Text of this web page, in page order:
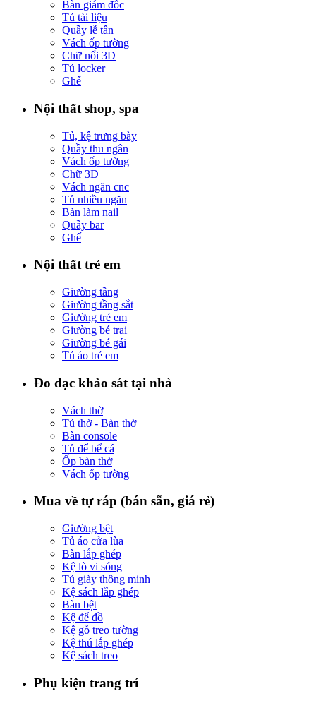
Bàn giám đốc
Tủ tài liệu
Quầy lễ tân
Vách ốp tường
Chữ nổi 3D
Tủ locker
Ghế
Nội thất shop, spa
Tủ, kệ trưng bày
Quầy thu ngân
Vách ốp tường
Chữ 3D
Vách ngăn cnc
Tủ nhiều ngăn
Bàn làm nail
Quầy bar
Ghế
Nội thất trẻ em
Giường tầng
Giường tầng sắt
Giường trẻ em
Giường bé trai
Giường bé gái
Tủ áo trẻ em
Đo đạc khảo sát tại nhà
Vách thờ
Tủ thờ - Bàn thờ
Bàn console
Tủ để bể cá
Ốp bàn thờ
Vách ốp tường
Mua về tự ráp (bán sẵn, giá rẻ)
Giường bệt
Tủ áo cửa lùa
Bàn lắp ghép
Kệ lò vi sóng
Tủ giày thông minh
Kệ sách lắp ghép
Bàn bệt
Kệ để đồ
Kệ gỗ treo tường
Kệ thú lắp ghép
Kệ sách treo
Phụ kiện trang trí